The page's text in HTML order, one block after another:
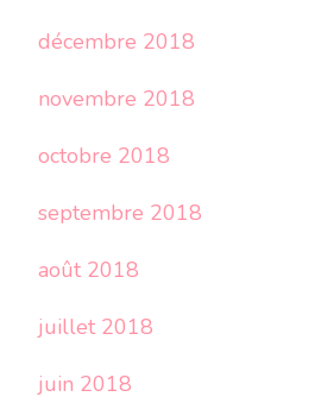
décembre 2018
novembre 2018
octobre 2018
septembre 2018
août 2018
juillet 2018
juin 2018